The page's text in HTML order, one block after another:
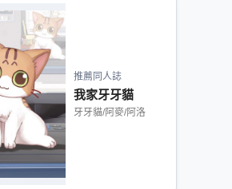
推薦同人誌
我家牙牙貓
牙牙貓/阿麥/阿洛